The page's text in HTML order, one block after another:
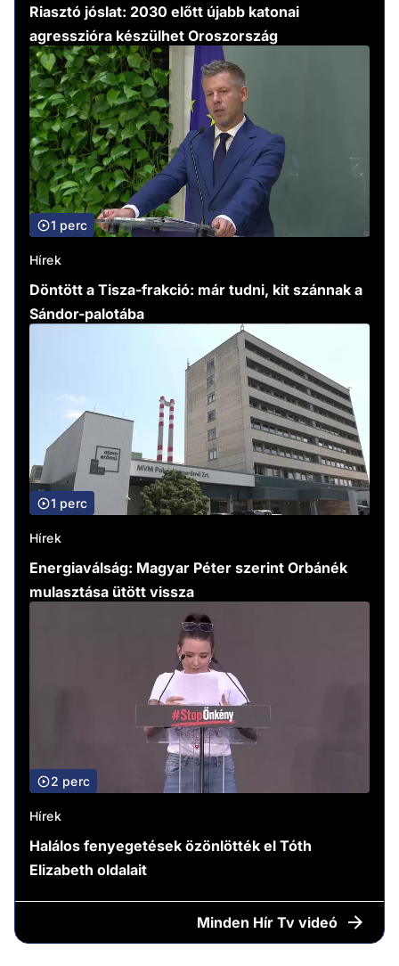
Riasztó jóslat: 2030 előtt újabb katonai
agresszióra készülhet Oroszország
1 perc
Hírek
Döntött a Tisza-frakció: már tudni, kit szánnak a
Sándor-palotába
1 perc
Hírek
Energiaválság: Magyar Péter szerint Orbánék
mulasztása ütött vissza
2 perc
Hírek
Halálos fenyegetések özönlötték el Tóth
Elizabeth oldalait
Minden Hír Tv videó